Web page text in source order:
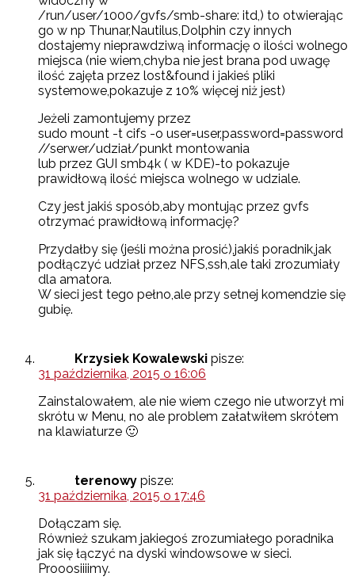
/run/user/1000/gvfs/smb-share: itd,) to otwierając
go w np Thunar,Nautilus,Dolphin czy innych
dostajemy nieprawdziwą informację o ilości wolnego
miejsca (nie wiem,chyba nie jest brana pod uwagę
ilość zajęta przez lost&found i jakieś pliki
systemowe,pokazuje z 10% więcej niż jest)
Jeżeli zamontujemy przez
sudo mount -t cifs -o user=user,password=password
//serwer/udział/punkt montowania
lub przez GUI smb4k ( w KDE)-to pokazuje
prawidłową ilość miejsca wolnego w udziale.
Czy jest jakiś sposób,aby montując przez gvfs
otrzymać prawidłową informację?
Przydałby się (jeśli można prosić),jakiś poradnik,jak
podłączyć udział przez NFS,ssh,ale taki zrozumiały
dla amatora.
W sieci jest tego pełno,ale przy setnej komendzie się
gubię.
Krzysiek Kowalewski pisze:
31 października, 2015 o 16:06
Zainstalowałem, ale nie wiem czego nie utworzył mi
skrótu w Menu, no ale problem załatwiłem skrótem
na klawiaturze 🙂
terenowy pisze:
31 października, 2015 o 17:46
Dołączam się.
Również szukam jakiegoś zrozumiałego poradnika
jak się łączyć na dyski windowsowe w sieci.
Prooosiiiimy.